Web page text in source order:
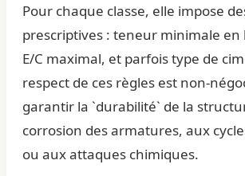
Pour chaque classe, elle impose
prescriptives : teneur minimale
E/C maximal, et parfois type de
respect de ces règles est non-
garantir la `durabilité` de la
corrosion des armatures, aux
ou aux attaques chimiques.